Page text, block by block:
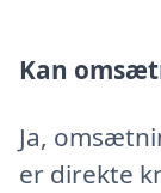
Kan
Ja,
er direkte